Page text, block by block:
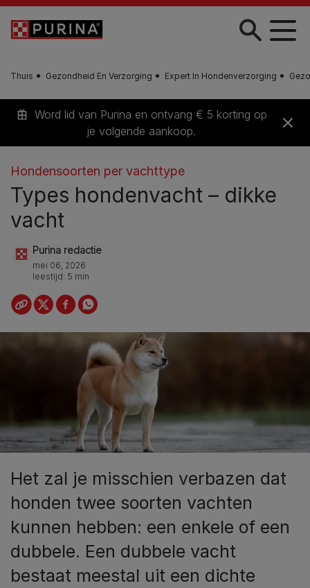
Skip to main content
Thuis Gezondheid En Verzorging Expert In Hondenverzorging
Word lid van Purina en ontvang € 5 korting op
je volgende aankoop.
Hondensoorten per vachttype
Types hondenvacht – dikke
vacht
Purina redactie
mei 06, 2026
leestijd: 5 min
Het zal je misschien verbazen dat
honden twee soorten vachten
kunnen hebben: een enkele of een
dubbele. Een dubbele vacht
bestaat meestal uit een dichte